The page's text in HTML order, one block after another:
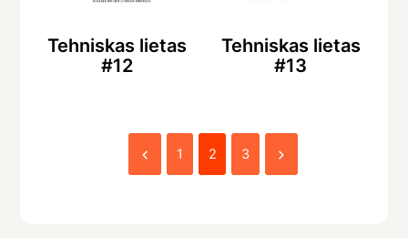
Tehniskas lietas
#12
Tehniskas lietas
#13
1 2 3